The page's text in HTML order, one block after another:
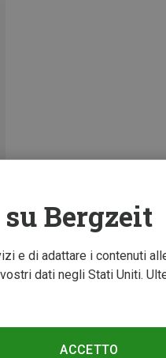
Bergzeit
e di adattare i contenuti
dati negli Stati Uniti.
ACCETTO